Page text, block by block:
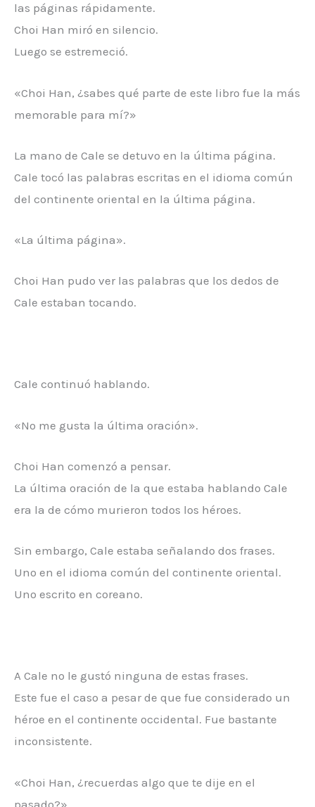
las páginas rápidamente.
Choi Han miró en silencio.
Luego se estremeció.
«Choi Han, ¿sabes qué parte de este libro fue la más
memorable para mí?»
La mano de Cale se detuvo en la última página.
Cale tocó las palabras escritas en el idioma común
del continente oriental en la última página.
«La última página».
Choi Han pudo ver las palabras que los dedos de
Cale estaban tocando.
Cale continuó hablando.
«No me gusta la última oración».
Choi Han comenzó a pensar.
La última oración de la que estaba hablando Cale
era la de cómo murieron todos los héroes.
Sin embargo, Cale estaba señalando dos frases.
Uno en el idioma común del continente oriental.
Uno escrito en coreano.
A Cale no le gustó ninguna de estas frases.
Este fue el caso a pesar de que fue considerado un
héroe en el continente occidental. Fue bastante
inconsistente.
«Choi Han, ¿recuerdas algo que te dije en el
pasado?»